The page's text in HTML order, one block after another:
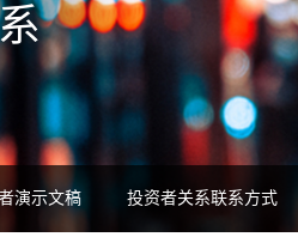
演示文稿 投资者关系联系方式